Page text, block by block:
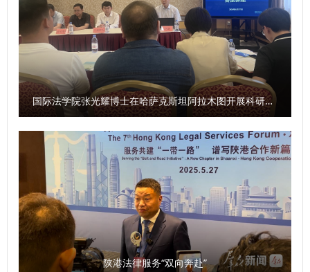
国际法学院张光耀博士在哈萨克斯坦阿拉木图开展科研与社会服务活动
陕港法律服务“双向奔赴”